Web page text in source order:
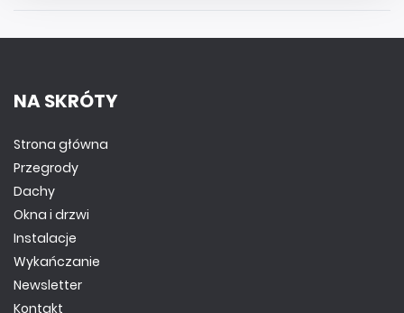
NA SKRÓTY
Strona główna
Przegrody
Dachy
Okna i drzwi
Instalacje
Wykańczanie
Newsletter
Kontakt